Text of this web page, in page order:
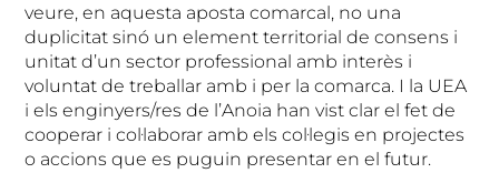
veure, en aquesta aposta comarcal, no una
duplicitat sinó un element territorial de consens i
unitat d’un sector professional amb interès i
voluntat de treballar amb i per la comarca. I la UEA
i els enginyers/res de l’Anoia han vist clar el fet de
cooperar i col·laborar amb els col·legis en projectes
o accions que es puguin presentar en el futur.